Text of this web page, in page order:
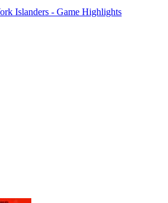
Islanders - Game Highlights